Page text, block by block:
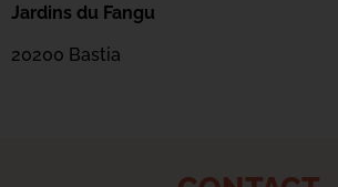
Jardins du Fangu
20200 Bastia